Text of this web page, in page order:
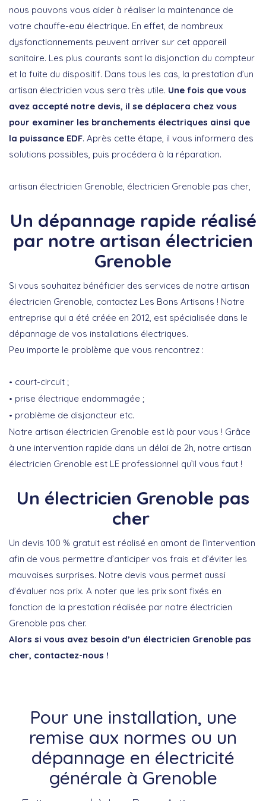
nous pouvons vous aider à réaliser la maintenance de
votre chauffe-eau électrique. En effet, de nombreux
dysfonctionnements peuvent arriver sur cet appareil
sanitaire. Les plus courants sont la disjonction du compteur
et la fuite du dispositif. Dans tous les cas, la prestation d’un
artisan électricien vous sera très utile. Une fois que vous
avez accepté notre devis, il se déplacera chez vous
pour examiner les branchements électriques ainsi que
la puissance EDF. Après cette étape, il vous informera des
solutions possibles, puis procédera à la réparation.
artisan électricien Grenoble, électricien Grenoble pas cher,
Un dépannage rapide réalisé
par notre artisan électricien
Grenoble
Si vous souhaitez bénéficier des services de notre artisan
électricien Grenoble, contactez Les Bons Artisans ! Notre
entreprise qui a été créée en 2012, est spécialisée dans le
dépannage de vos installations électriques.
Peu importe le problème que vous rencontrez :
court-circuit ;
prise électrique endommagée ;
problème de disjoncteur etc.
Notre artisan électricien Grenoble est là pour vous ! Grâce
à une intervention rapide dans un délai de 2h, notre artisan
électricien Grenoble est LE professionnel qu’il vous faut !
Un électricien Grenoble pas
cher
Un devis 100 % gratuit est réalisé en amont de l’intervention
afin de vous permettre d’anticiper vos frais et d’éviter les
mauvaises surprises. Notre devis vous permet aussi
d’évaluer nos prix. A noter que les prix sont fixés en
fonction de la prestation réalisée par notre électricien
Grenoble pas cher.
Alors si vous avez besoin d’un électricien Grenoble pas
cher, contactez-nous !
Pour une installation, une
remise aux normes ou un
dépannage en électricité
générale à Grenoble